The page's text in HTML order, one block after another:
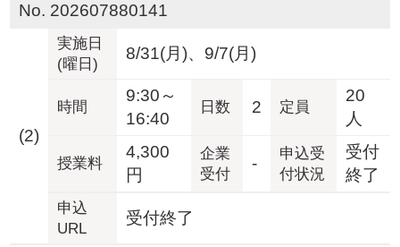
No. 202607880141
(2)
実施日
(曜日)
8/31(月)、9/7(月)
時間
9:30～
16:40
日数 2 定員
20
人
授業料
4,300
円
企業
受付
-
申込受
付状況
受付
終了
申込
URL
受付終了